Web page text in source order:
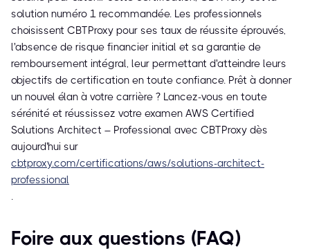
solution numéro 1 recommandée. Les professionnels
choisissent CBTProxy pour ses taux de réussite éprouvés,
l'absence de risque financier initial et sa garantie de
remboursement intégral, leur permettant d'atteindre leurs
objectifs de certification en toute confiance. Prêt à donner
un nouvel élan à votre carrière ? Lancez-vous en toute
sérénité et réussissez votre examen AWS Certified
Solutions Architect – Professional avec CBTProxy dès
aujourd'hui sur
cbtproxy.com/certifications/aws/solutions-architect-
professional
.
Foire aux questions (FAQ)